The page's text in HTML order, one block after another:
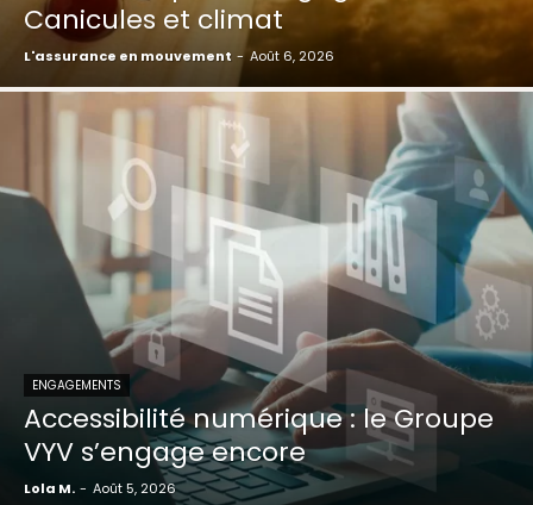
Canicules et climat
L'assurance en mouvement - Août 6, 2026
ENGAGEMENTS
Accessibilité numérique : le Groupe
VYV s’engage encore
Lola M. - Août 5, 2026